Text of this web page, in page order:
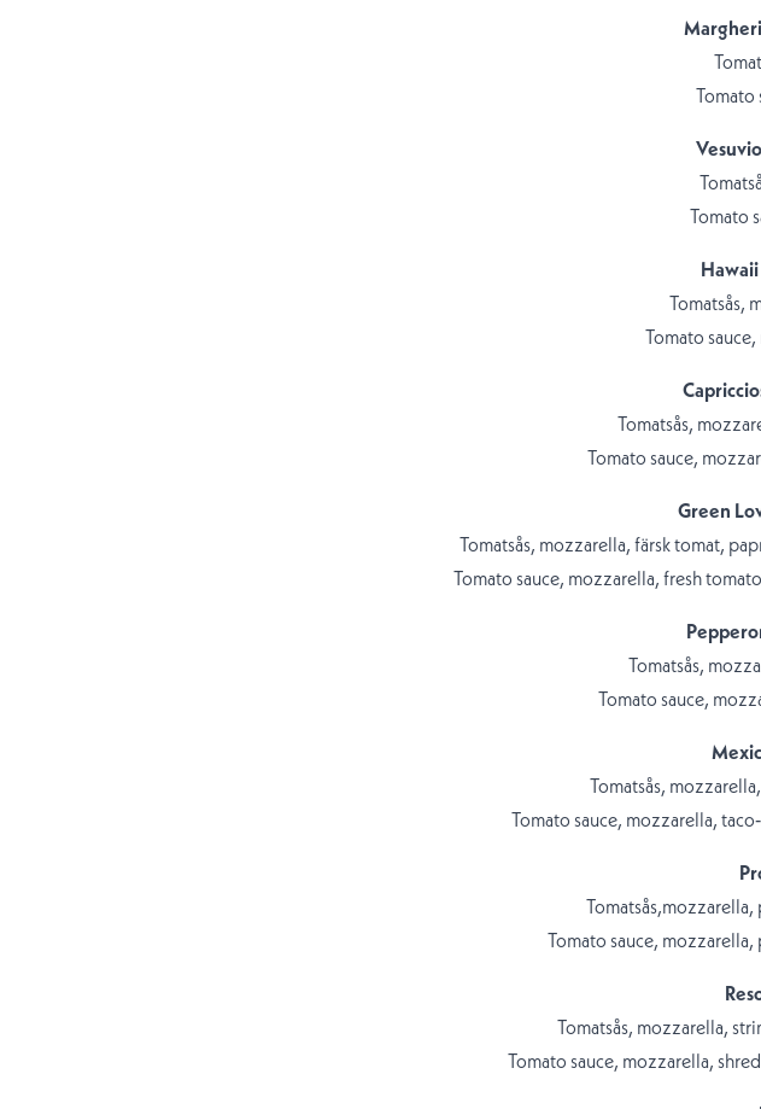
Tomato
Tomato
Tomatsås,
Tomato
Tomatsås,
Tomato sauce,
Green
Tomatsås, mozzarella, färsk tomat,
Tomato sauce, mozzarella, fresh
Tomatsås,
Tomato sauce,
Tomatsås,
Tomato sauce, mozzarella,
Tomato sauce,
Tomatsås, mozzarella,
Tomato sauce, mozzarella,